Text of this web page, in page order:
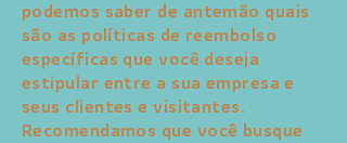
podemos saber de antemão quais
são as políticas de reembolso
específicas que você deseja
estipular entre a sua empresa e
seus clientes e visitantes.
Recomendamos que você busque